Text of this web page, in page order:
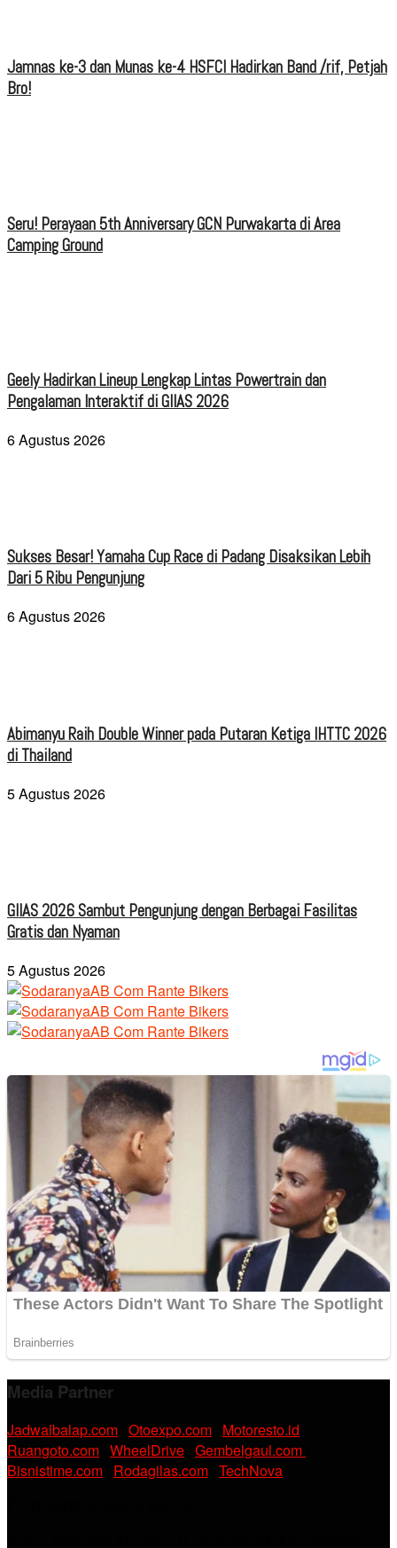
Jamnas ke-3 dan Munas ke-4 HSFCI Hadirkan Band /rif, Petjah
Bro!
Seru! Perayaan 5th Anniversary GCN Purwakarta di Area
Camping Ground
Geely Hadirkan Lineup Lengkap Lintas Powertrain dan
Pengalaman Interaktif di GIIAS 2026
6 Agustus 2026
Sukses Besar! Yamaha Cup Race di Padang Disaksikan Lebih
Dari 5 Ribu Pengunjung
6 Agustus 2026
Abimanyu Raih Double Winner pada Putaran Ketiga IHTTC 2026
di Thailand
5 Agustus 2026
GIIAS 2026 Sambut Pengunjung dengan Berbagai Fasilitas
Gratis dan Nyaman
5 Agustus 2026
Media Partner
Jadwalbalap.com Otoexpo.com Motoresto.id
Ruangoto.com WheelDrive Gembelgaul.com
Bisnistime.com Rodagilas.com TechNova